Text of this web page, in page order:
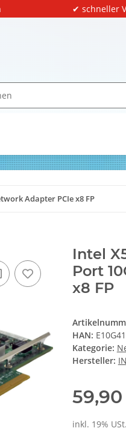
✔ schneller
Adapter PCIe x8 FP
Intel
Port
x8 FP
HAN:
Kategorie:
Hersteller:
inkl. 19%